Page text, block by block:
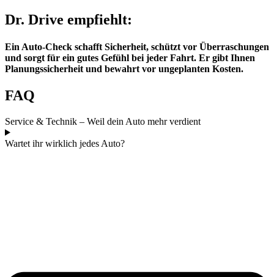
Dr. Drive empfiehlt:
Ein Auto-Check schafft Sicherheit, schützt vor Überraschungen
und sorgt für ein gutes Gefühl bei jeder Fahrt. Er gibt Ihnen
Planungssicherheit und bewahrt vor ungeplanten Kosten.
FAQ
Service & Technik – Weil dein Auto mehr verdient
Wartet ihr wirklich jedes Auto?